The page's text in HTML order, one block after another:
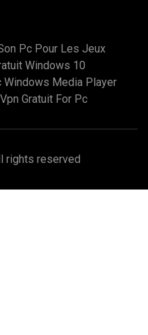
Pc Pour Les Jeux
Windows 10
Media Player
Gratuit For Pc
rights reserved